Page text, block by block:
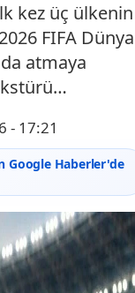
kez üç ülkenin
FIFA Dünya
atmaya
- 17:21
Google Haberler'de